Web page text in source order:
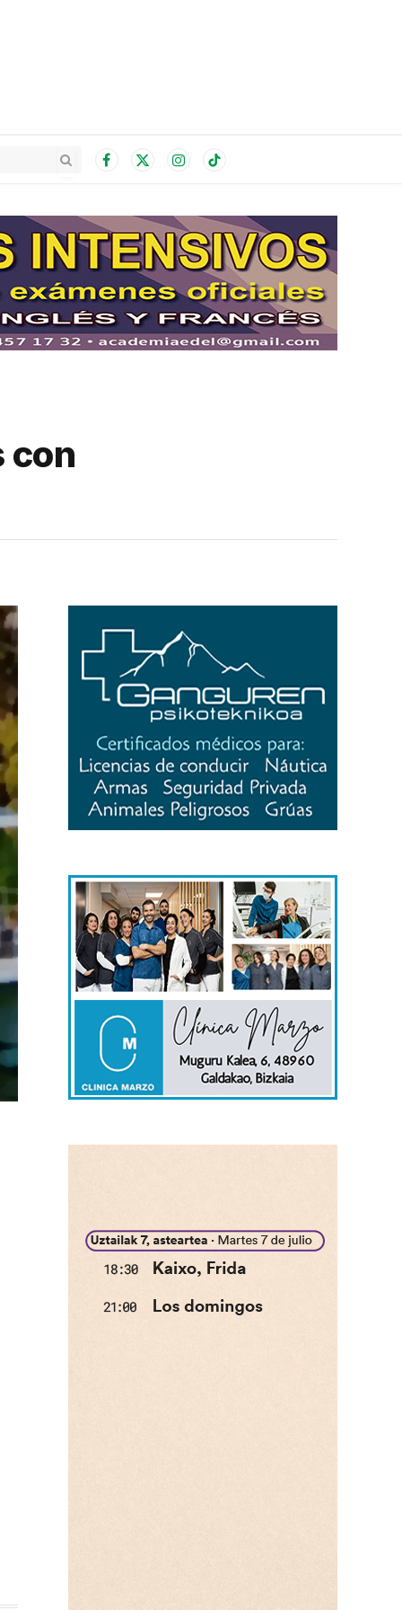
Facebook
X
InstagramTikTok
con